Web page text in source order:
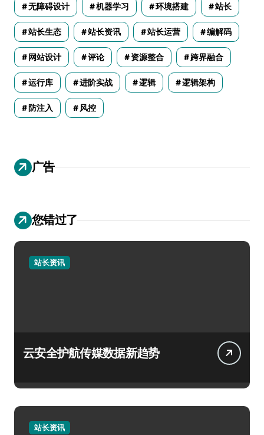
无障碍设计 机器学习 环境搭建 站长
站长生态 站长资讯 站长运营 编解码
网站设计 评论 资源整合 跨界融合
运行库 进阶实战 逻辑 逻辑架构
防注入 风控
广告
您错过了
站长资讯
云安全护航传媒数据新趋势
站长资讯